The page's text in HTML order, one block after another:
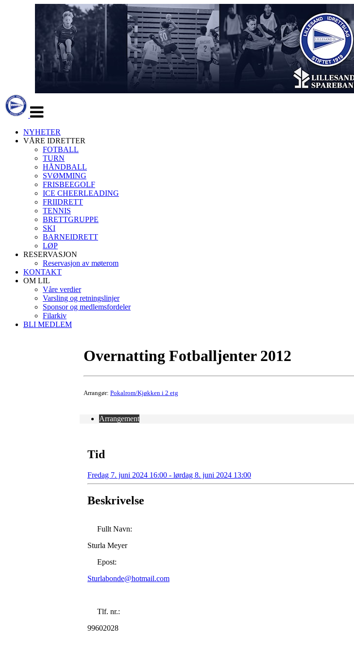
navigasjon
NYHETER
VÅRE IDRETTER
FOTBALL
TURN
HÅNDBALL
SVØMMING
FRISBEEGOLF
ICE CHEERLEADING
FRIIDRETT
TENNIS
BRETTGRUPPE
SKI
BARNEIDRETT
LØP
RESERVASJON
Reservasjon av møterom
KONTAKT
OM LIL
Våre verdier
Varsling og retningslinjer
Sponsor og medlemsfordeler
Filarkiv
BLI MEDLEM
Overnatting Fotballjenter 2012
Arrangør: Pokalrom/Kjøkken i 2 etg
Arrangement
Tid
Fredag 7. juni 2024 16:00 - lørdag 8. juni 2024 13:00
Beskrivelse
Fullt Navn:
Sturla Meyer
Epost:
Sturlabonde@hotmail.com
Tlf. nr.:
99602028